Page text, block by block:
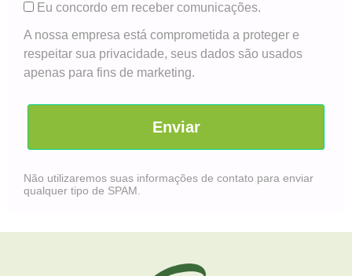
Eu concordo em receber comunicações.
A nossa empresa está comprometida a proteger e
respeitar sua privacidade, seus dados são usados
apenas para fins de marketing.
Enviar
Não utilizaremos suas informações de contato para enviar
qualquer tipo de SPAM.